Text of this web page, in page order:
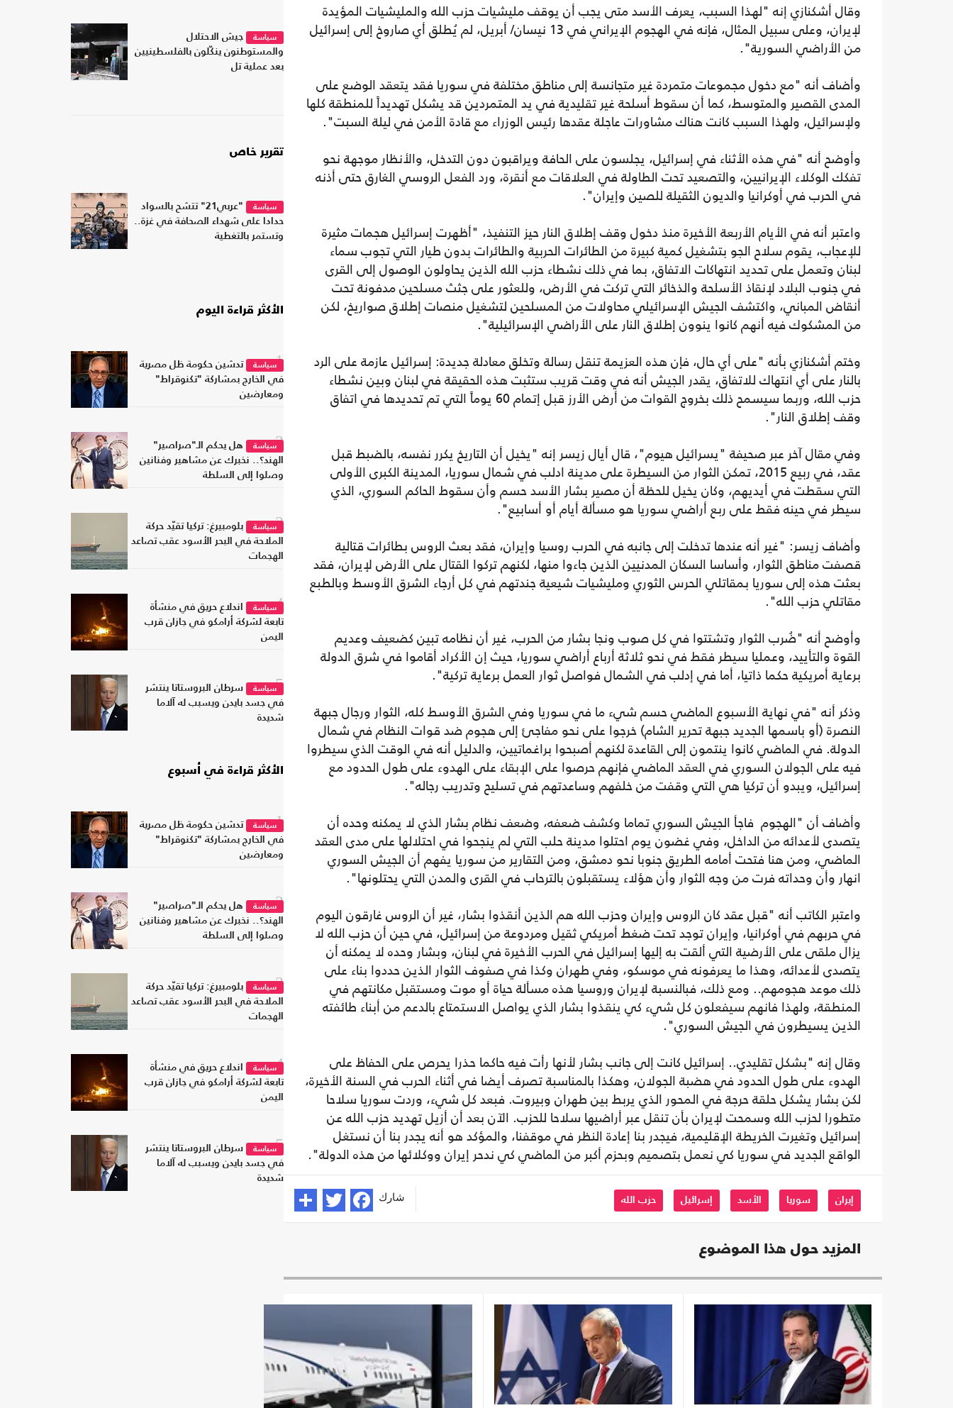
وقال أشكنازي إنه "لهذا السبب، يعرف الأسد متى يجب أن يوقف مليشيات حزب الله والمليشيات المؤيدة
لإيران، وعلى سبيل المثال، فإنه في الهجوم الإيراني في 13 نيسان/ أبريل، لم يُطلق أي صاروخ إلى إسرائيل
من الأراضي السورية".
وأضاف أنه "مع دخول مجموعات متمردة غير متجانسة إلى مناطق مختلفة في سوريا فقد يتعقد الوضع على
المدى القصير والمتوسط، كما أن سقوط أسلحة غير تقليدية في يد المتمردين قد يشكل تهديداً للمنطقة كلها
ولإسرائيل، ولهذا السبب كانت هناك مشاورات عاجلة عقدها رئيس الوزراء مع قادة الأمن في ليلة السبت".
وأوضح أنه "في هذه الأثناء في إسرائيل، يجلسون على الحافة ويراقبون دون التدخل، والأنظار موجهة نحو
تفكك الوكلاء الإيرانيين، والتصعيد تحت الطاولة في العلاقات مع أنقرة، ورد الفعل الروسي الغارق حتى أذنه
في الحرب في أوكرانيا والديون الثقيلة للصين وإيران".
واعتبر أنه في الأيام الأربعة الأخيرة منذ دخول وقف إطلاق النار حيز التنفيذ، "أظهرت إسرائيل هجمات مثيرة
للإعجاب، يقوم سلاح الجو بتشغيل كمية كبيرة من الطائرات الحربية والطائرات بدون طيار التي تجوب سماء
لبنان وتعمل على تحديد انتهاكات الاتفاق، بما في ذلك نشطاء حزب الله الذين يحاولون الوصول إلى القرى
في جنوب البلاد لإنقاذ الأسلحة والذخائر التي تركت في الأرض، وللعثور على جثث مسلحين مدفونة تحت
أنقاض المباني، واكتشف الجيش الإسرائيلي محاولات من المسلحين لتشغيل منصات إطلاق صواريخ، لكن
من المشكوك فيه أنهم كانوا ينوون إطلاق النار على الأراضي الإسرائيلية".
وختم أشكنازي بأنه "على أي حال، فإن هذه العزيمة تنقل رسالة وتخلق معادلة جديدة: إسرائيل عازمة على الرد
بالنار على أي انتهاك للاتفاق، يقدر الجيش أنه في وقت قريب ستثبت هذه الحقيقة في لبنان وبين نشطاء
حزب الله، وربما سيسمح ذلك بخروج القوات من أرض الأرز قبل إتمام 60 يوماً التي تم تحديدها في اتفاق
وقف إطلاق النار".
وفي مقال آخر عبر صحيفة "يسرائيل هيوم"، قال أيال زيسر إنه "يخيل أن التاريخ يكرر نفسه، بالضبط قبل
عقد، في ربيع 2015، تمكن الثوار من السيطرة على مدينة ادلب في شمال سوريا، المدينة الكبرى الأولى
التي سقطت في أيديهم، وكان يخيل للحظة أن مصير بشار الأسد حسم وأن سقوط الحاكم السوري، الذي
سيطر في حينه فقط على ربع أراضي سوريا هو مسألة أيام أو أسابيع".
وأضاف زيسر: "غير أنه عندها تدخلت إلى جانبه في الحرب روسيا وإيران، فقد بعث الروس بطائرات قتالية
قصفت مناطق الثوار، وأساسا السكان المدنيين الذين جاءوا منها، لكنهم تركوا القتال على الأرض لإيران، فقد
بعثت هذه إلى سوريا بمقاتلي الحرس الثوري ومليشيات شيعية جندتهم في كل أرجاء الشرق الأوسط وبالطبع
مقاتلي حزب الله".
وأوضح أنه "ضُرب الثوار وتشتتوا في كل صوب ونجا بشار من الحرب، غير أن نظامه تبين كضعيف وعديم
القوة والتأييد، وعمليا سيطر فقط في نحو ثلاثة أرباع أراضي سوريا، حيث إن الأكراد أقاموا في شرق الدولة
برعاية أمريكية حكما ذاتيا، أما في إدلب في الشمال فواصل ثوار العمل برعاية تركية".
وذكر أنه "في نهاية الأسبوع الماضي حسم شيء ما في سوريا وفي الشرق الأوسط كله، الثوار ورجال جبهة
النصرة (أو باسمها الجديد جبهة تحرير الشام) خرجوا على نحو مفاجئ إلى هجوم ضد قوات النظام في شمال
الدولة. في الماضي كانوا ينتمون إلى القاعدة لكنهم أصبحوا براغماتيين، والدليل أنه في الوقت الذي سيطروا
فيه على الجولان السوري في العقد الماضي فإنهم حرصوا على الإبقاء على الهدوء على طول الحدود مع
إسرائيل، ويبدو أن تركيا هي التي وقفت من خلفهم وساعدتهم في تسليح وتدريب رجاله".
وأضاف أن "الهجوم فاجأ الجيش السوري تماما وكشف ضعفه، وضعف نظام بشار الذي لا يمكنه وحده أن
يتصدى لأعدائه من الداخل، وفي غضون يوم احتلوا مدينة حلب التي لم ينجحوا في احتلالها على مدى العقد
الماضي، ومن هنا فتحت أمامه الطريق جنوبا نحو دمشق، ومن التقارير من سوريا يفهم أن الجيش السوري
انهار وأن وحداته فرت من وجه الثوار وأن هؤلاء يستقبلون بالترحاب في القرى والمدن التي يحتلونها".
واعتبر الكاتب أنه "قبل عقد كان الروس وإيران وحزب الله هم الذين أنقذوا بشار، غير أن الروس غارقون اليوم
في حربهم في أوكرانيا، وإيران توجد تحت ضغط أمريكي ثقيل ومردوعة من إسرائيل، في حين أن حزب الله لا
يزال ملقى على الأرضية التي ألقت به إليها إسرائيل في الحرب الأخيرة في لبنان، وبشار وحده لا يمكنه أن
يتصدى لأعدائه، وهذا ما يعرفونه في موسكو، وفي طهران وكذا في صفوف الثوار الذين حددوا بناء على
ذلك موعد هجومهم.. ومع ذلك، فبالنسبة لإيران وروسيا هذه مسألة حياة أو موت ومستقبل مكانتهم في
المنطقة، ولهذا فانهم سيفعلون كل شيء كي ينقذوا بشار الذي يواصل الاستمتاع بالدعم من أبناء طائفته
الذين يسيطرون في الجيش السوري".
وقال إنه "بشكل تقليدي.. إسرائيل كانت إلى جانب بشار لأنها رأت فيه حاكما حذرا يحرص على الحفاظ على
الهدوء على طول الحدود في هضبة الجولان، وهكذا بالمناسبة تصرف أيضا في أثناء الحرب في السنة الأخيرة،
لكن بشار يشكل حلقة حرجة في المحور الذي يربط بين طهران وبيروت. فبعد كل شيء، وردت سوريا سلاحا
متطورا لحزب الله وسمحت لإيران بأن تنقل عبر أراضيها سلاحا للحزب. الآن بعد أن أزيل تهديد حزب الله عن
إسرائيل وتغيرت الخريطة الإقليمية، فيجدر بنا إعادة النظر في موقفنا، والمؤكد هو أنه يجدر بنا أن نستغل
الواقع الجديد في سوريا كي نعمل بتصميم وبحزم أكبر من الماضي كي ندحر إيران ووكلائها من هذه الدولة".
إيران سوريا الأسد إسرائيل حزب الله شارك
المزيد حول هذا الموضوع
سياسة
جيش الاحتلال
والمستوطنون ينكّلون بالفلسطينيين
بعد عملية تل
تقرير خاص
سياسة
"عربي21" تتشح بالسواد
حدادا على شهداء الصحافة في غزة..
وتستمر بالتغطية
الأكثر قراءة اليوم
1سياسة
تدشين حكومة ظل مصرية
في الخارج بمشاركة "تكنوقراط"
ومعارضين
2سياسة
هل يحكم الـ"صراصير"
الهند؟.. نخبرك عن مشاهير وفنانين
وصلوا إلى السلطة
3سياسة
بلومبيرغ: تركيا تقيّد حركة
الملاحة في البحر الأسود عقب تصاعد
الهجمات
4سياسة
اندلاع حريق في منشأة
تابعة لشركة أرامكو في جازان قرب
اليمن
5سياسة
سرطان البروستاتا ينتشر
في جسد بايدن ويسبب له آلاما
شديدة
الأكثر قراءة في أسبوع
1سياسة
تدشين حكومة ظل مصرية
في الخارج بمشاركة "تكنوقراط"
ومعارضين
2سياسة
هل يحكم الـ"صراصير"
الهند؟.. نخبرك عن مشاهير وفنانين
وصلوا إلى السلطة
3سياسة
بلومبيرغ: تركيا تقيّد حركة
الملاحة في البحر الأسود عقب تصاعد
الهجمات
4سياسة
اندلاع حريق في منشأة
تابعة لشركة أرامكو في جازان قرب
اليمن
5سياسة
سرطان البروستاتا ينتشر
في جسد بايدن ويسبب له آلاما
شديدة